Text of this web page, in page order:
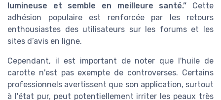
lumineuse et semble en meilleure santé.” Cette
adhésion populaire est renforcée par les retours
enthousiastes des utilisateurs sur les forums et les
sites d’avis en ligne.
Cependant, il est important de noter que l'huile de
carotte n'est pas exempte de controverses. Certains
professionnels avertissent que son application, surtout
à l'état pur, peut potentiellement irriter les peaux très